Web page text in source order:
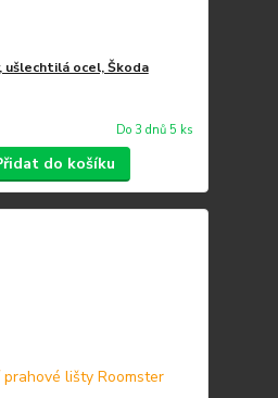
ušlechtilá ocel, Škoda
Do 3 dnů 5 ks
do košíku